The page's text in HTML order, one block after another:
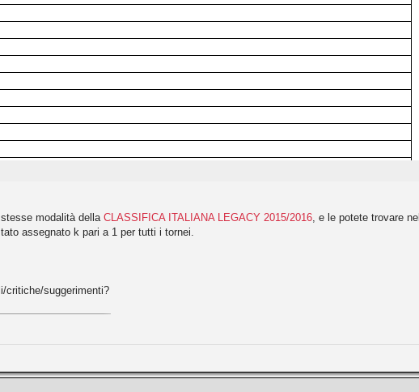
stesse modalità dellaCLASSIFICA ITALIANA LEGACY 2015/2016, e le potete trovare nel
assegnato k pari a 1 per tutti i tornei.
critiche/suggerimenti?